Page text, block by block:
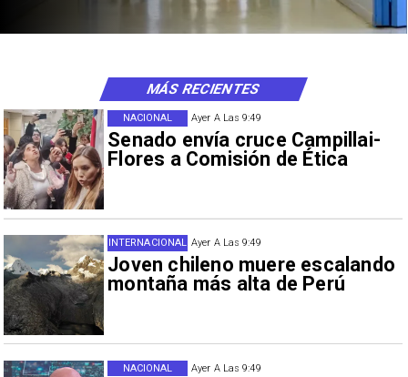
Ayer A Las 9:49
Senado envía cruce Campillai-
Flores a Comisión de Ética
NACIONAL
Ayer A Las 9:49
Joven chileno muere escalando
montaña más alta de Perú
INTERNACIONAL
Ayer A Las 9:49
NACIONAL
MÁS RECIENTES